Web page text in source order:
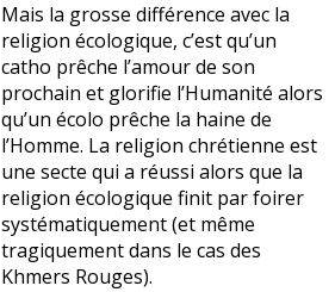
Mais la grosse différence avec la
religion écologique, c’est qu’un
catho prêche l’amour de son
prochain et glorifie l’Humanité alors
qu’un écolo prêche la haine de
l’Homme. La religion chrétienne est
une secte qui a réussi alors que la
religion écologique finit par foirer
systématiquement (et même
tragiquement dans le cas des
Khmers Rouges).